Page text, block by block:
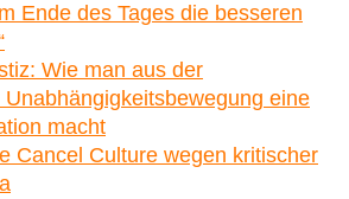
Ende des Tages die besseren
Wie man aus der
Unabhängigkeitsbewegung eine
macht
Cancel Culture wegen kritischer